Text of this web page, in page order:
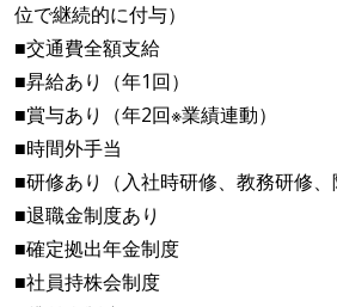
位で継続的に付与）
■交通費全額支給
■昇給あり（年1回）
■賞与あり（年2回※業績連動）
■時間外手当
■研修あり（入社時研修、教務研修、
■退職金制度あり
■確定拠出年金制度
■社員持株会制度